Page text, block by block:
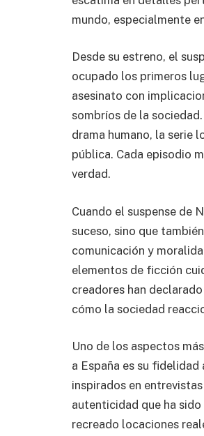
mundo, especialmente
Desde su estreno, el
ocupado los primeros
asesinato con
sombríos de la
drama humano, la serie
pública. Cada episodio
verdad.
Cuando el suspense de
suceso, sino que
comunicación y
elementos de ficción
creadores han
cómo la sociedad
Uno de los aspectos
a España es su
inspirados en
autenticidad que ha
recreado locaciones